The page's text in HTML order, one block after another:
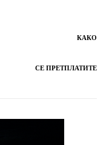
КАКО
СЕ ПРЕТПЛАТИТЕ